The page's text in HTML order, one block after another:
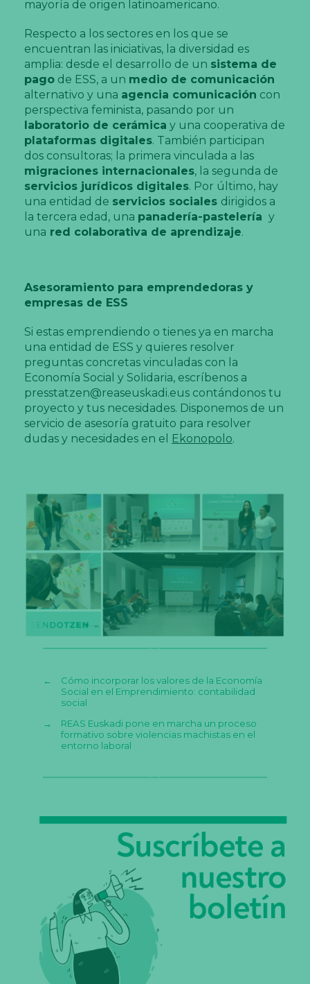
mayoría de origen latinoamericano.
Respecto a los sectores en los que se
encuentran las iniciativas, la diversidad es
amplia: desde el desarrollo de un sistema de
pagode ESS, a un medio de comunicación
alternativo y una agencia comunicación con
perspectiva feminista, pasando por un
laboratorio de cerámica y una cooperativa de
plataformas digitales. También participan
dos consultoras; la primera vinculada a las
migraciones internacionales, la segunda de
servicios jurídicos digitales. Por último, hay
una entidad de servicios sociales dirigidos a
la tercera edad, una panadería-pastelería y
una red colaborativa de aprendizaje.
Asesoramiento para emprendedoras y
empresas de ESS
Si estas emprendiendo o tienes ya en marcha
una entidad de ESS y quieres resolver
preguntas concretas vinculadas con la
Economía Social y Solidaria, escríbenos a
presstatzen@reaseuskadi.eus contándonos tu
proyecto y tus necesidades. Disponemos de un
servicio de asesoría gratuito para resolver
dudas y necesidades en el
Ekonopolo.
←
Cómo incorporar los valores de la Economía
Social en el Emprendimiento: contabilidad
social
→
REAS Euskadi pone en marcha un proceso
formativo sobre violencias machistas en el
entorno laboral